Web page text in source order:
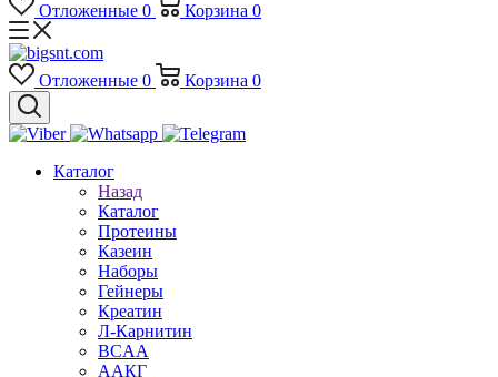
Отложенные 0 Корзина 0
Отложенные 0 Корзина 0
Каталог
Назад
Каталог
Протеины
Казеин
Наборы
Гейнеры
Креатин
Л-Карнитин
BCAA
ААКГ